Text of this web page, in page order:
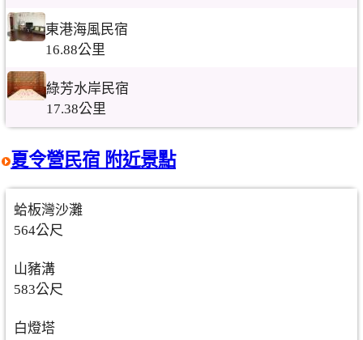
東港海風民宿
16.88公里
綠芳水岸民宿
17.38公里
夏令營民宿 附近景點
蛤板灣沙灘
564公尺
山豬溝
583公尺
白燈塔